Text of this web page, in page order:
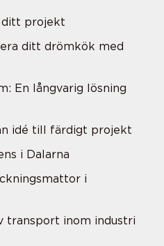
projekt
ditt drömkök med
En långvarig lösning
idé till färdigt projekt
i Dalarna
i
transport inom industri